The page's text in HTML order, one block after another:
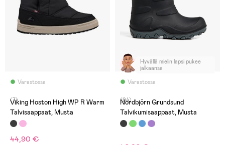
Varastossa
(7)
Viking Hoston High WP R Warm
Talvisaappaat, Musta
44,90 €
Varastossa
Hyvällä mielin lapsi pukee
jalkaansa
(94)
Nordbjörn Grundsund
Talvikumisaappaat, Musta